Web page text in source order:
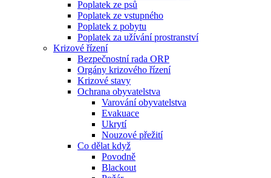
Poplatek ze psů
Poplatek ze vstupného
Poplatek z pobytu
Poplatek za užívání prostranství
Krizové řízení
Bezpečnostní rada ORP
Orgány krizového řízení
Krizové stavy
Ochrana obyvatelstva
Varování obyvatelstva
Evakuace
Ukrytí
Nouzové přežití
Co dělat když
Povodně
Blackout